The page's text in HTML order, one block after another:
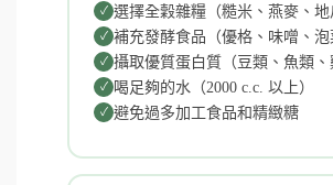
選擇全穀雜糧（糙米、燕麥、地
補充發酵食品（優格、味噌、泡
攝取優質蛋白質（豆類、魚類、
喝足夠的水（2000 c.c. 以上）
避免過多加工食品和精緻糖